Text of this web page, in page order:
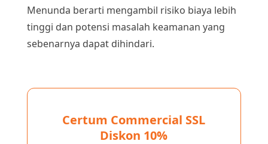
Menunda berarti mengambil risiko biaya lebih
tinggi dan potensi masalah keamanan yang
sebenarnya dapat dihindari.
Certum Commercial SSL
Diskon 10%